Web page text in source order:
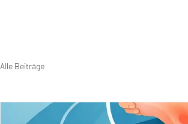
Alle Beiträge